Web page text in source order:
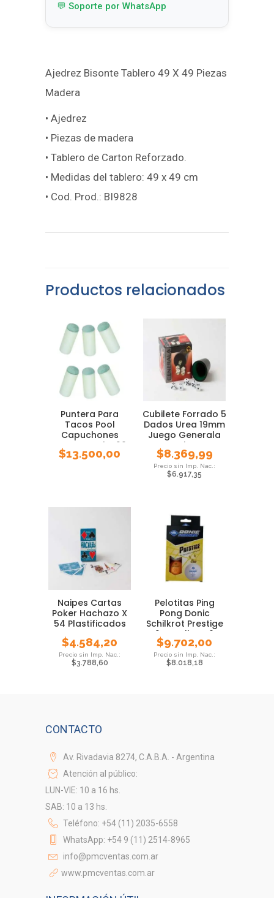
💬 Soporte por WhatsApp
Ajedrez Bisonte Tablero 49 X 49 Piezas
Madera
• Ajedrez
• Piezas de madera
• Tablero de Carton Reforzado.
• Medidas del tablero: 49 x 49 cm
• Cod. Prod.: BI9828
Productos relacionados
Puntera Para
Tacos Pool
Capuchones
Puntas Pool X 20
Unidades
$13.500,00
Cubilete Forrado 5
Dados Urea 19mm
Juego Generala
Local Pmc
$8.369,99
$6.917,35
Naipes Cartas
Poker Hachazo X
54 Plastificados
$4.584,20
$3.788,60
Pelotitas Ping
Pong Donic
Schilkrot Prestige
2 Estrellas X6
$9.702,00
$8.018,18
CONTACTO
Av. Rivadavia 8274, C.A.B.A. - Argentina
Atención al público:
LUN-VIE: 10 a 16 hs.
SAB: 10 a 13 hs.
Teléfono: +54 (11) 2035-6558
WhatsApp: +54 9 (11) 2514-8965
info@pmcventas.com.ar
www.pmcventas.com.ar